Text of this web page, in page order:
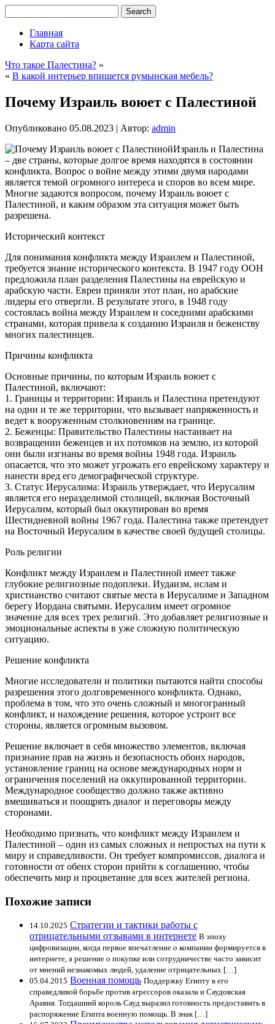
Главная
Карта сайта
Что такое Палестина? »
« В какой интерьер впишется румынская мебель?
Почему Израиль воюет с Палестиной
Опубликовано 05.08.2023 | Автор: admin
Израиль и Палестина
– две страны, которые долгое время находятся в состоянии
конфликта. Вопрос о войне между этими двумя народами
является темой огромного интереса и споров во всем мире.
Многие задаются вопросом, почему Израиль воюет с
Палестиной, и каким образом эта ситуация может быть
разрешена.
Исторический контекст
Для понимания конфликта между Израилем и Палестиной,
требуется знание исторического контекста. В 1947 году ООН
предложила план разделения Палестины на еврейскую и
арабскую части. Евреи приняли этот план, но арабские
лидеры его отвергли. В результате этого, в 1948 году
состоялась война между Израилем и соседними арабскими
странами, которая привела к созданию Израиля и беженству
многих палестинцев.
Причины конфликта
Основные причины, по которым Израиль воюет с
Палестиной, включают:
1. Границы и территории: Израиль и Палестина претендуют
на одни и те же территории, что вызывает напряженность и
ведет к вооруженным столкновениям на границе.
2. Беженцы: Правительство Палестины настаивает на
возвращении беженцев и их потомков на землю, из которой
они были изгнаны во время войны 1948 года. Израиль
опасается, что это может угрожать его еврейскому характеру и
нанести вред его демографической структуре.
3. Статус Иерусалима: Израиль утверждает, что Иерусалим
является его неразделимой столицей, включая Восточный
Иерусалим, который был оккупирован во время
Шестидневной войны 1967 года. Палестина также претендует
на Восточный Иерусалим в качестве своей будущей столицы.
Роль религии
Конфликт между Израилем и Палестиной имеет также
глубокие религиозные подоплеки. Иудаизм, ислам и
христианство считают святые места в Иерусалиме и Западном
берегу Иордана святыми. Иерусалим имеет огромное
значение для всех трех религий. Это добавляет религиозные и
эмоциональные аспекты в уже сложную политическую
ситуацию.
Решение конфликта
Многие исследователи и политики пытаются найти способы
разрешения этого долговременного конфликта. Однако,
проблема в том, что это очень сложный и многогранный
конфликт, и нахождение решения, которое устроит все
стороны, является огромным вызовом.
Решение включает в себя множество элементов, включая
признание прав на жизнь и безопасность обоих народов,
установление границ на основе международных норм и
ограничения поселений на оккупированной территории.
Международное сообщество должно также активно
вмешиваться и поощрять диалог и переговоры между
сторонами.
Необходимо признать, что конфликт между Израилем и
Палестиной – один из самых сложных и непростых на пути к
миру и справедливости. Он требует компромиссов, диалога и
готовности от обеих сторон прийти к соглашению, чтобы
обеспечить мир и процветание для всех жителей региона.
Похожие записи
14.10.2025 Стратегии и тактики работы с
отрицательными отзывами в интернете В эпоху
цифровизации, когда первое впечатление о компании формируется в
интернете, а решение о покупке или сотрудничестве часто зависит
от мнений незнакомых людей, удаление отрицательных […]
05.04.2015 Военная помощь Поддержку Египту в его
справедливой борьбе против агрессоров оказала и Саудовская
Аравия. Тогдашний король Сауд выразил готовность предоставить в
распоряжение Египта военную помощь. В знак […]